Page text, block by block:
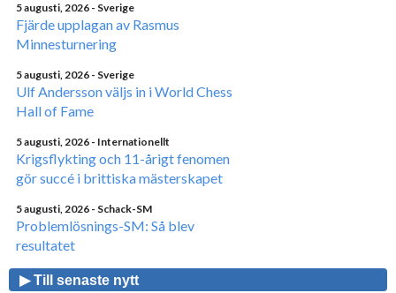
5 augusti, 2026 - Sverige
Fjärde upplagan av Rasmus
Minnesturnering
5 augusti, 2026 - Sverige
Ulf Andersson väljs in i World Chess
Hall of Fame
5 augusti, 2026 - Internationellt
Krigsflykting och 11-årigt fenomen
gör succé i brittiska mästerskapet
5 augusti, 2026 - Schack-SM
Problemlösnings-SM: Så blev
resultatet
▶ Till senaste nytt